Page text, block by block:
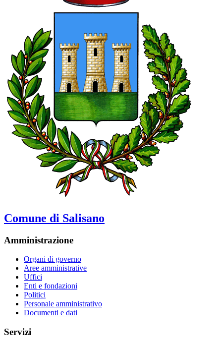
Comune di Salisano
Amministrazione
Organi di governo
Aree amministrative
Uffici
Enti e fondazioni
Politici
Personale amministrativo
Documenti e dati
Servizi